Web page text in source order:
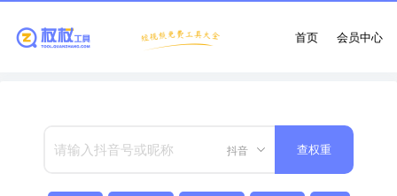
会员中心
首页
抖音 查权重